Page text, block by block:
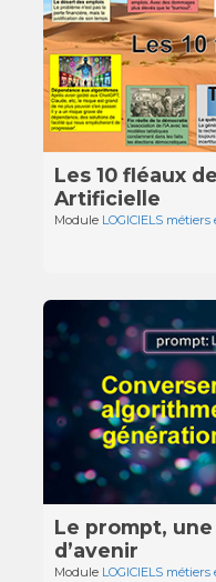
Les 10 fléaux
Artificielle
Module LOGICIELS
Le prompt,
d’avenir
Module LOGICIELS